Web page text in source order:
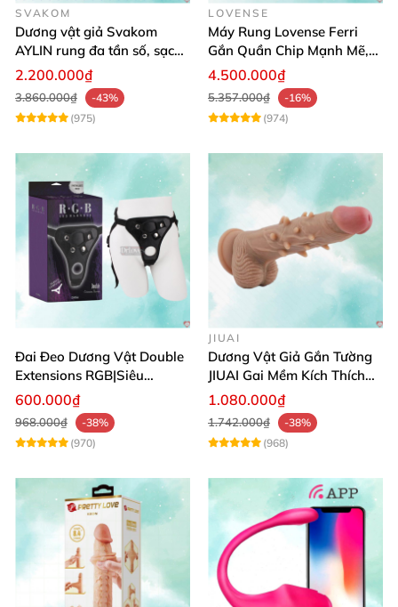
SVAKOM
Dương vật giả Svakom
AYLIN rung đa tần số, sạc
pin chống nước
2.200.000₫
3.860.000₫
-43%
(975)
LOVENSE
Máy Rung Lovense Ferri
Gắn Quần Chip Mạnh Mẽ,
Điều Khiển Qua App
4.500.000₫
5.357.000₫
-16%
(974)
Đai Đeo Dương Vật Double
Extensions RGB|Siêu
Bền|Cảm Giác Thật
600.000₫
968.000₫
-38%
(970)
JIUAI
Dương Vật Giả Gắn Tường
JIUAI Gai Mềm Kích Thích
Điểm G Siêu Mượt
1.080.000₫
1.742.000₫
-38%
(968)